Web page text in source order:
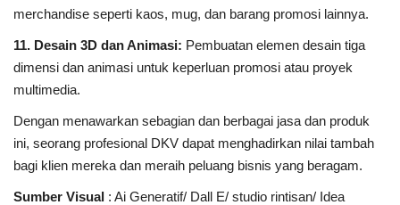
merchandise seperti kaos, mug, dan barang promosi lainnya.
11. Desain 3D dan Animasi: Pembuatan elemen desain tiga
dimensi dan animasi untuk keperluan promosi atau proyek
multimedia.
Dengan menawarkan sebagian dan berbagai jasa dan produk
ini, seorang profesional DKV dapat menghadirkan nilai tambah
bagi klien mereka dan meraih peluang bisnis yang beragam.
Sumber Visual : Ai Generatif/ Dall E/ studio rintisan/ Idea